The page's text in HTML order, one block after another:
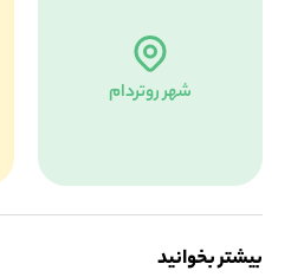
شهر روتردام
بیشتر بخوانید